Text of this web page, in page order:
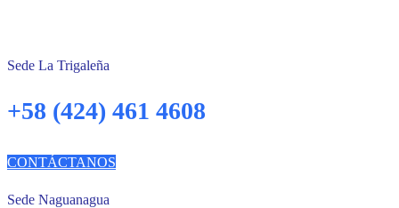
Sede La Trigaleña
+58 (424) 461 4608
CONTÁCTANOS
Sede Naguanagua